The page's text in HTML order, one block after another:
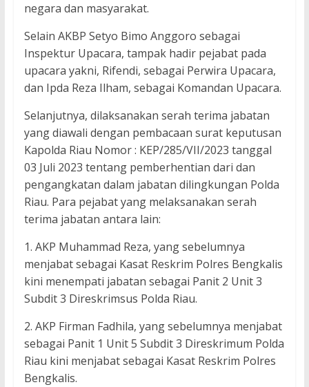
negara dan masyarakat.
Selain AKBP Setyo Bimo Anggoro sebagai
Inspektur Upacara, tampak hadir pejabat pada
upacara yakni, Rifendi, sebagai Perwira Upacara,
dan Ipda Reza Ilham, sebagai Komandan Upacara.
Selanjutnya, dilaksanakan serah terima jabatan
yang diawali dengan pembacaan surat keputusan
Kapolda Riau Nomor : KEP/285/VII/2023 tanggal
03 Juli 2023 tentang pemberhentian dari dan
pengangkatan dalam jabatan dilingkungan Polda
Riau. Para pejabat yang melaksanakan serah
terima jabatan antara lain:
1. AKP Muhammad Reza, yang sebelumnya
menjabat sebagai Kasat Reskrim Polres Bengkalis
kini menempati jabatan sebagai Panit 2 Unit 3
Subdit 3 Direskrimsus Polda Riau.
2. AKP Firman Fadhila, yang sebelumnya menjabat
sebagai Panit 1 Unit 5 Subdit 3 Direskrimum Polda
Riau kini menjabat sebagai Kasat Reskrim Polres
Bengkalis.